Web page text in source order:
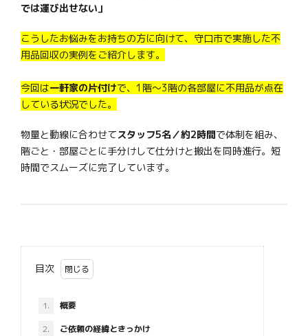
では運び出せない」
こうしたお悩みをお持ちの方に向けて、守口市で実施した不
用品回収の実例をご紹介します。
今回は一軒家の片付けで、1階〜3階の各部屋に不用品が点在
している状況でした。
物量と動線に合わせてスタッフ5名／約2時間で体制を組み、
階ごと・部屋ごとに手分けして仕分けと搬出を同時進行。短
時間でスムーズに完了しています。
目次
1.
概要
2.
ご依頼の経緯ときっかけ